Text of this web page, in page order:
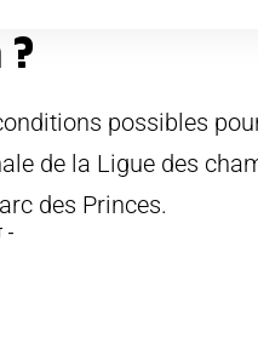
possibles
de la Ligue des
des Princes.
-